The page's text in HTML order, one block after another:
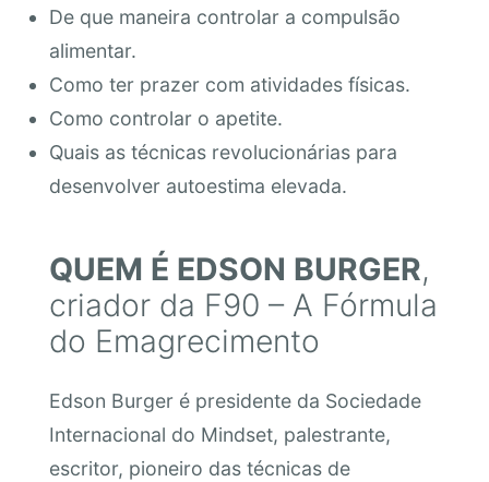
De que maneira controlar a compulsão
alimentar.
Como ter prazer com atividades físicas.
Como controlar o apetite.
Quais as técnicas revolucionárias para
desenvolver autoestima elevada.
QUEM É EDSON BURGER,
criador da F90 – A Fórmula
do Emagrecimento
Edson Burger é presidente da Sociedade
Internacional do Mindset, palestrante,
escritor, pioneiro das técnicas de